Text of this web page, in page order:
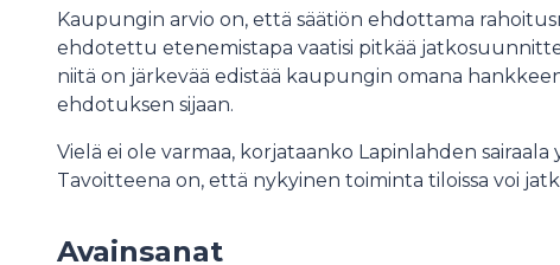
Kaupungin arvio on, että säätiön ehdottama
ehdotettu etenemistapa vaatisi pitkää
niitä on järkevää edistää kaupungin omana
ehdotuksen sijaan.
Vielä ei ole varmaa, korjataanko Lapinlahden
Tavoitteena on, että nykyinen toiminta tiloissa voi
Avainsanat